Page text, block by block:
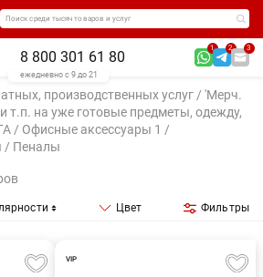
Поиск среди тысяч товаров и услуг
8 800 301 61 80
1 2 3
ежедневно с 9 до 21
производственных услуг / 'Мерч.
т.п. на уже готовые предметы, одежду,
/ Офисные аксессуары 1 /
/ Пеналы
Цвет Фильтры
VIP